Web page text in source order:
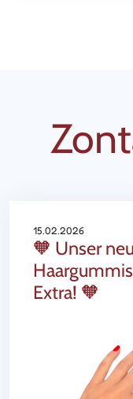
15.02.2026
🧡 Unser
Extra! 🧡